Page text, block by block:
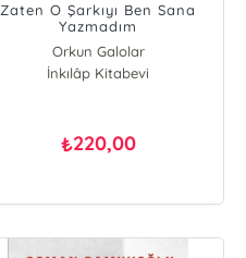
Zaten O Şarkıyı Ben Sana
Yazmadım
Orkun Galolar
İnkılâp Kitabevi
₺220,00